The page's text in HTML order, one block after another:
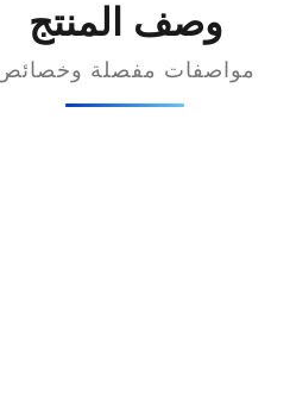
وصف المنتج
مواصفات مفصلة